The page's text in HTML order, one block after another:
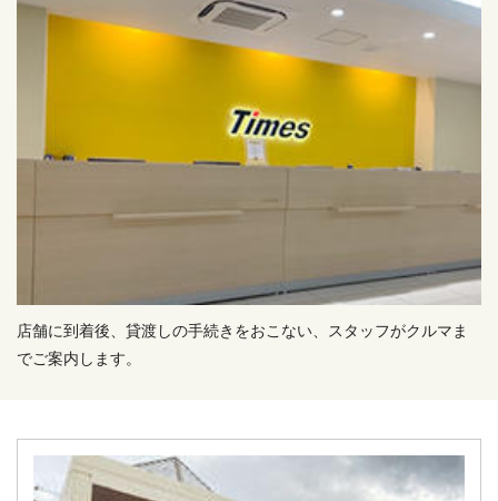
店舗に到着後、貸渡しの手続きをおこない、スタッフがクルマま
でご案内します。